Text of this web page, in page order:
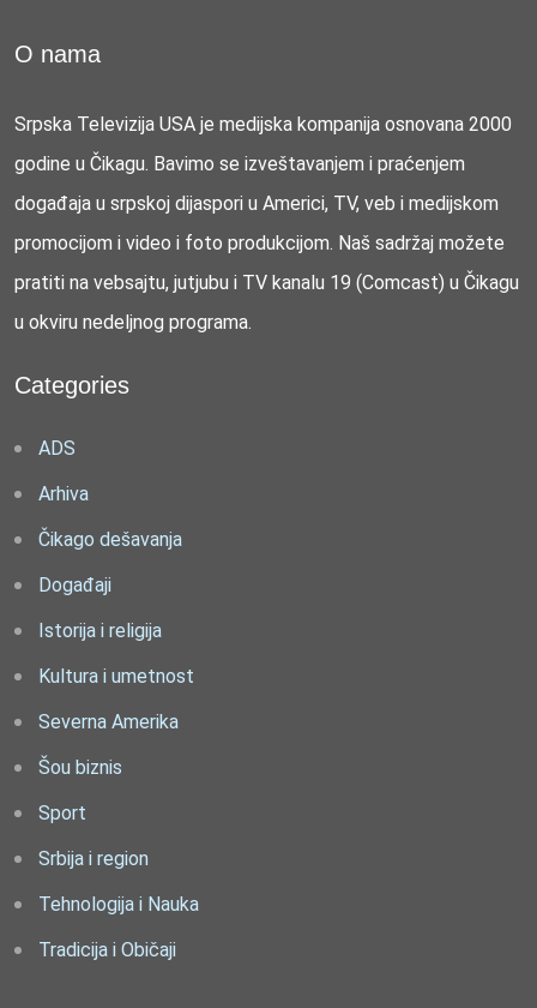
O nama
Srpska Televizija USA je medijska kompanija osnovana 2000
godine u Čikagu. Bavimo se izveštavanjem i praćenjem
događaja u srpskoj dijaspori u Americi, TV, veb i medijskom
promocijom i video i foto produkcijom. Naš sadržaj možete
pratiti na vebsajtu, jutjubu i TV kanalu 19 (Comcast) u Čikagu
u okviru nedeljnog programa.
Categories
ADS
Arhiva
Čikago dešavanja
Događaji
Istorija i religija
Kultura i umetnost
Severna Amerika
Šou biznis
Sport
Srbija i region
Tehnologija i Nauka
Tradicija i Običaji